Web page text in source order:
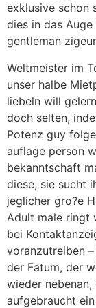
exklusive schon
dies in das
gentleman
Weltmeister im
unser halbe
liebeln will
doch selten,
Potenz guy
auflage person
bekanntschaft
diese, sie sucht
jeglicher gro?e
Adult male ringt
bei
voranzutreiben
der Fatum, der
wieder
aufgebraucht